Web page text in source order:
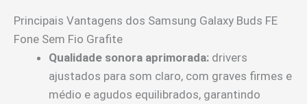
Principais Vantagens dos Samsung Galaxy Buds FE
Fone Sem Fio Grafite
Qualidade sonora aprimorada: drivers
ajustados para som claro, com graves firmes e
médio e agudos equilibrados, garantindo